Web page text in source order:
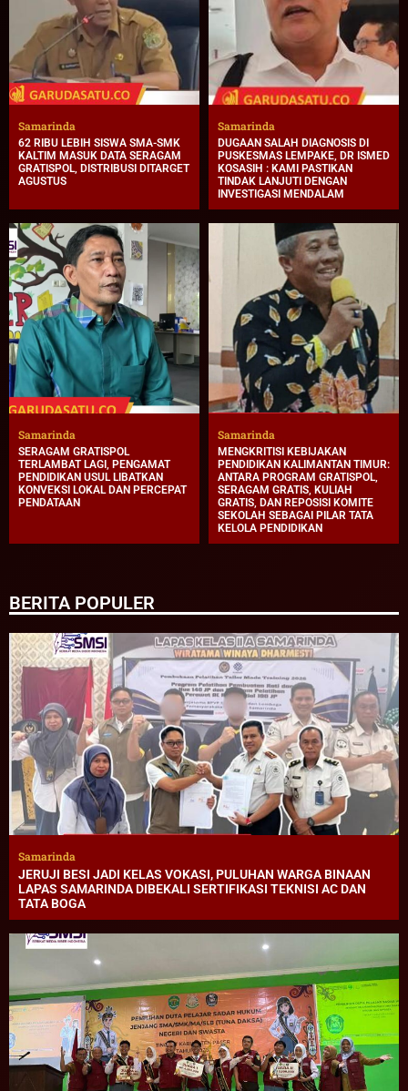
Samarinda
62 RIBU LEBIH SISWA SMA-SMK
KALTIM MASUK DATA SERAGAM
GRATISPOL, DISTRIBUSI DITARGET
AGUSTUS
Samarinda
DUGAAN SALAH DIAGNOSIS DI
PUSKESMAS LEMPAKE, DR ISMED
KOSASIH : KAMI PASTIKAN
TINDAK LANJUTI DENGAN
INVESTIGASI MENDALAM
Samarinda
SERAGAM GRATISPOL
TERLAMBAT LAGI, PENGAMAT
PENDIDIKAN USUL LIBATKAN
KONVEKSI LOKAL DAN PERCEPAT
PENDATAAN
Samarinda
MENGKRITISI KEBIJAKAN
PENDIDIKAN KALIMANTAN TIMUR:
ANTARA PROGRAM GRATISPOL,
SERAGAM GRATIS, KULIAH
GRATIS, DAN REPOSISI KOMITE
SEKOLAH SEBAGAI PILAR TATA
KELOLA PENDIDIKAN
BERITA POPULER
Samarinda
JERUJI BESI JADI KELAS VOKASI, PULUHAN WARGA BINAAN
LAPAS SAMARINDA DIBEKALI SERTIFIKASI TEKNISI AC DAN
TATA BOGA